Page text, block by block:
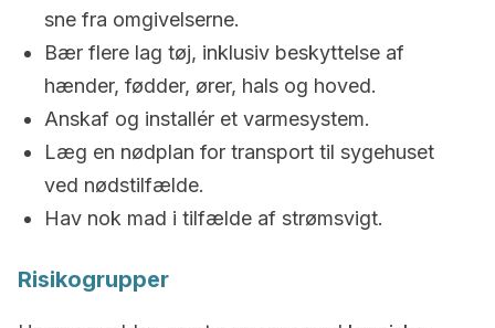
sne fra omgivelserne.
Bær flere lag tøj, inklusiv beskyttelse af
hænder, fødder, ører, hals og hoved.
Anskaf og installér et varmesystem.
Læg en nødplan for transport til sygehuset
ved nødstilfælde.
Hav nok mad i tilfælde af strømsvigt.
Risikogrupper